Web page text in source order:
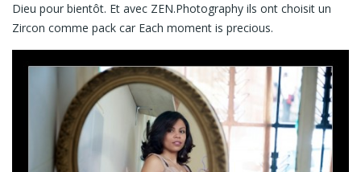
Dieu pour bientôt. Et avec ZEN.Photography ils ont choisit un
Zircon comme pack car Each moment is precious.